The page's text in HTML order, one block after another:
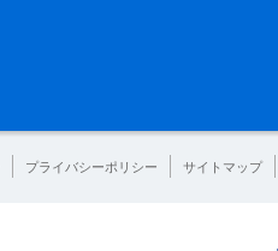
プライバシーポリシー サイトマップ